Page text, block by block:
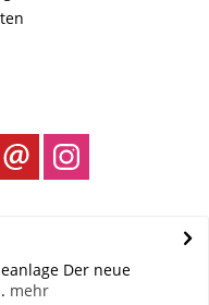
Der neue
mehr